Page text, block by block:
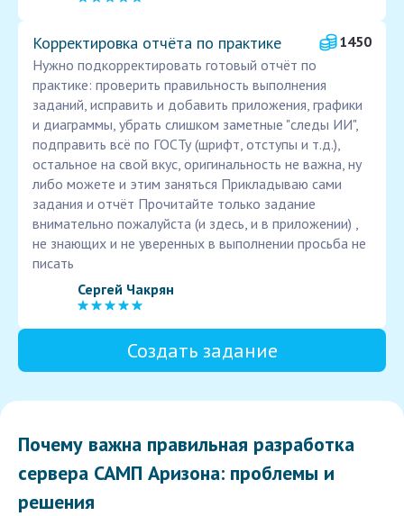
Корректировка отчёта по практике
1450
Нужно подкорректировать готовый отчёт по
практике: проверить правильность выполнения
заданий, исправить и добавить приложения, графики
и диаграммы, убрать слишком заметные "следы ИИ",
подправить всё по ГОСТу (шрифт, отступы и т.д.),
остальное на свой вкус, оригинальность не важна, ну
либо можете и этим заняться Прикладываю сами
задания и отчёт Прочитайте только задание
внимательно пожалуйста (и здесь, и в приложении) ,
не знающих и не уверенных в выполнении просьба не
писать
Сергей Чакрян
Создать задание
Почему важна правильная разработка
сервера САМП Аризона: проблемы и
решения